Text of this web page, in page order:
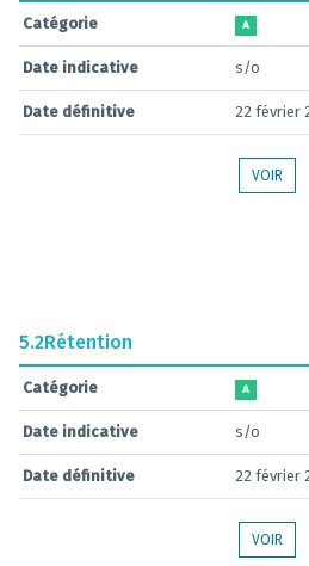
Catégorie A
Date indicative s/o
Date définitive 22 février
VOIR
5.2Rétention
Catégorie A
Date indicative s/o
Date définitive 22 février
VOIR